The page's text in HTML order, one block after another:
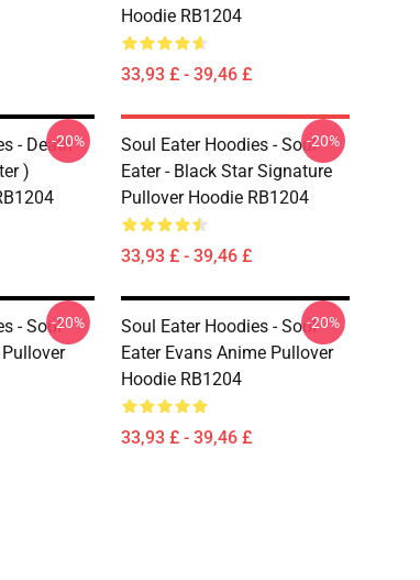
Hoodie RB1204
33,93 £ - 39,46 £
- Death
)
-20%
Soul Eater Hoodies - Soul
Eater - Black Star Signature
Pullover Hoodie RB1204
33,93 £ - 39,46 £
-20%
- Soul-20%
Soul Eater Hoodies - Soul
Eater Evans Anime Pullover
Hoodie RB1204
33,93 £ - 39,46 £
-20%